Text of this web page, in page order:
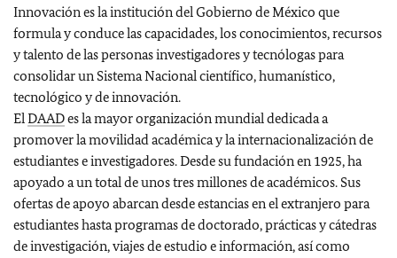
Innovación es la institución del Gobierno de México que
formula y conduce las capacidades, los conocimientos, recursos
y talento de las personas investigadores y tecnólogas para
consolidar un Sistema Nacional científico, humanístico,
tecnológico y de innovación.
ElDAADes la mayor organización mundial dedicada a
promover la movilidad académica y la internacionalización de
estudiantes e investigadores. Desde su fundación en 1925, ha
apoyado a un total de unos tres millones de académicos. Sus
ofertas de apoyo abarcan desde estancias en el extranjero para
estudiantes hasta programas de doctorado, prácticas y cátedras
de investigación, viajes de estudio e información, así como